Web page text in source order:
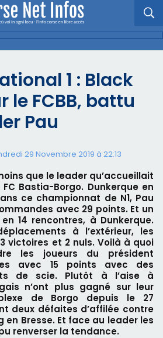
1 : Black
le FCBB, battu
Pau
29 Novembre 2019 à 22:13
que le leader qu’accueillait
Bastia-Borgo. Dunkerque en
ce championnat de N1, Pau
avec 29 points. Et un
14 rencontres, à Dunkerque.
à l’extérieur, les
victoires et 2 nuls. Voilà à quoi
les joueurs du président
avec 15 points avec des
de scie. Plutôt à l’aise à
n’ont plus gagné sur leur
de Borgo depuis le 27
deux défaites d’affilée contre
en Bresse. Et face au leader les
renverser la tendance.